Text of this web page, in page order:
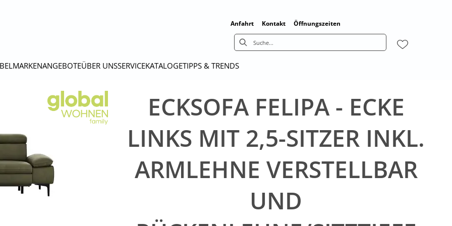
Anfahrt Kontakt Öffnungszeiten
MARKENANGEBOTEÜBER UNSSERVICEKATALOGETIPPS & TRENDS
ECKSOFA FELIPA - ECKE
LINKS MIT 2,5-SITZER INKL.
ARMLEHNE VERSTELLBAR
UND